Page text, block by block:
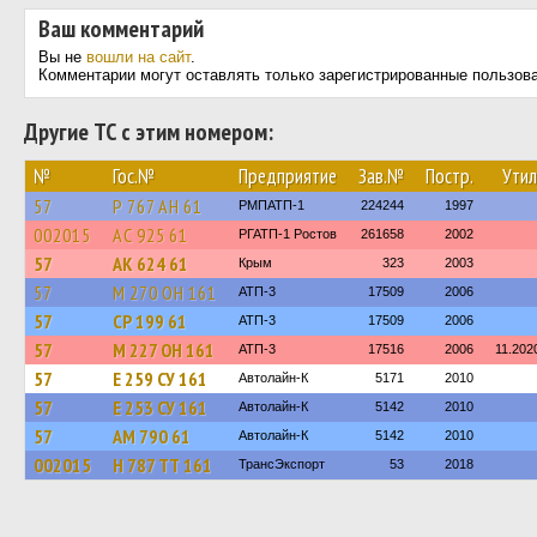
Ваш комментарий
Вы не вошли на сайт.
Комментарии могут оставлять только зарегистрированные
Другие ТС с этим номером:
№ Гос.№ Предприятие Зав.№ Постр.
57 Р 767 АН 61 РМПАТП-1 224244 1997
002015 АС 925 61 РГАТП-1 Ростов 261658 2002
57 АК 624 61 Крым 323 2003
57 М 270 ОН 161 АТП-3 17509 2006
57 СР 199 61 АТП-3 17509 2006
57 М 227 ОН 161 АТП-3 17516 2006
57 Е 259 СУ 161 Автолайн-К 5171 2010
57 Е 253 СУ 161 Автолайн-К 5142 2010
57 АМ 790 61 Автолайн-К 5142 2010
002015 Н 787 ТТ 161 ТрансЭкспорт 53 2018